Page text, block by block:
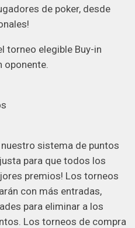
de poker, desde
torneo elegible Buy-in
oponente.
nuestro sistema de puntos
para que todos los
premios! Los torneos
con más entradas,
para eliminar a los
Los torneos de compra